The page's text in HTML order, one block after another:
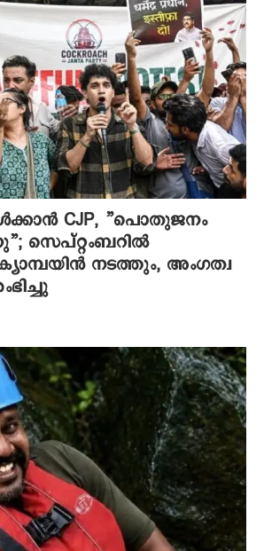
CJP, ”പൊതുജനം
സെപ്റ്റംബറിൽ
നടത്തും, അംഗത്വ